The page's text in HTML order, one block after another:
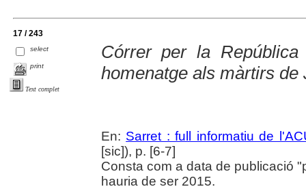
17 / 243
select
print
Text complet
Córrer per la
homenatge als màrtirs de
En: Sarret : full informatiu de
[sic]), p. [6-7]
Consta com a data de publicació
hauria de ser 2015.